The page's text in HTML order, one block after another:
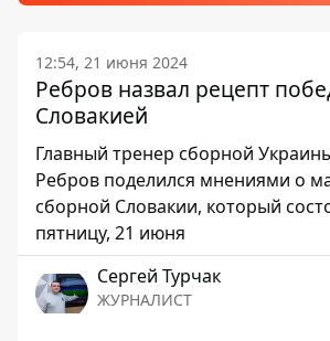
12:54, 21 июня 2024
Ребров назвал рецепт
Словакией
Главный тренер сборной
Ребров поделился мнениями о
сборной Словакии, который
пятницу, 21 июня
Сергей Турчак
ЖУРНАЛИСТ